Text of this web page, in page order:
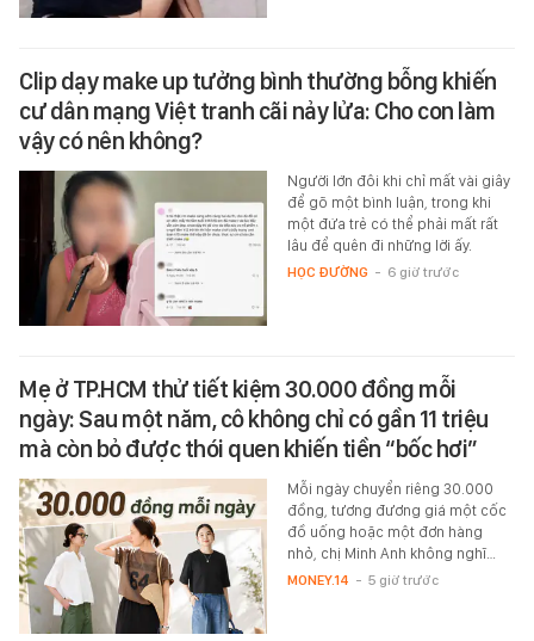
Clip dạy make up tưởng bình thường bỗng khiến
cư dân mạng Việt tranh cãi nảy lửa: Cho con làm
vậy có nên không?
Người lớn đôi khi chỉ mất vài giây
để gõ một bình luận, trong khi
một đứa trẻ có thể phải mất rất
lâu để quên đi những lời ấy.
HỌC ĐƯỜNG - 6 giờ trước
Mẹ ở TP.HCM thử tiết kiệm 30.000 đồng mỗi
ngày: Sau một năm, cô không chỉ có gần 11 triệu
mà còn bỏ được thói quen khiến tiền “bốc hơi”
Mỗi ngày chuyển riêng 30.000
đồng, tương đương giá một cốc
đồ uống hoặc một đơn hàng
nhỏ, chị Minh Anh không nghĩ…
MONEY.14 - 5 giờ trước